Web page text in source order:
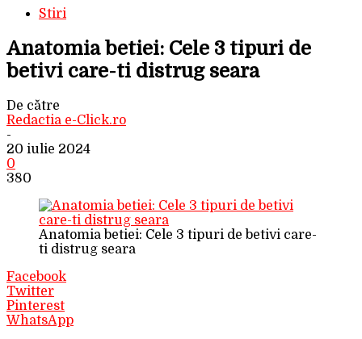
Stiri
Anatomia betiei: Cele 3 tipuri de
betivi care-ti distrug seara
De către
Redactia e-Click.ro
-
20 iulie 2024
0
380
Anatomia betiei: Cele 3 tipuri de betivi care-
ti distrug seara
Facebook
Twitter
Pinterest
WhatsApp